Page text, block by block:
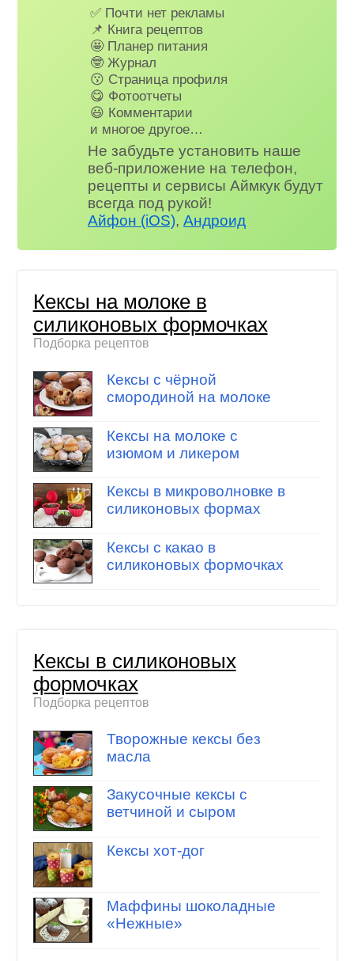
✅ Почти нет рекламы
📌 Книга рецептов
🤩 Планер питания
🤓 Журнал
😗 Страница профиля
😋 Фотоотчеты
😃 Комментарии
и многое другое…
Не забудьте установить наше
веб-приложение на телефон,
рецепты и сервисы Аймкук будут
всегда под рукой!
Айфон (iOS),Андроид
Кексы на молоке в
силиконовых формочках
Подборка рецептов
Кексы с чёрной
смородиной на молоке
Кексы на молоке с
изюмом и ликером
Кексы в микроволновке в
силиконовых формах
Кексы с какао в
силиконовых формочках
Кексы в силиконовых
формочках
Подборка рецептов
Творожные кексы без
масла
Закусочные кексы с
ветчиной и сыром
Кексы хот-дог
Маффины шоколадные
«Нежные»